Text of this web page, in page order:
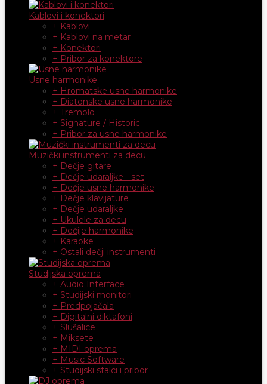
Kablovi i konektori
+ Kablovi
+ Kablovi na metar
+ Konektori
+ Pribor za konektore
Usne harmonike
+ Hromatske usne harmonike
+ Diatonske usne harmonike
+ Tremolo
+ Signature / Historic
+ Pribor za usne harmonike
Muzički instrumenti za decu
+ Dečje gitare
+ Dečje udaraljke - set
+ Dečje usne harmonike
+ Dečje klavijature
+ Dečje udaraljke
+ Ukulele za decu
+ Dečije harmonike
+ Karaoke
+ Ostali dečji instrumenti
Studijska oprema
+ Audio Interface
+ Studijski monitori
+ Predpojačala
+ Digitalni diktafoni
+ Slušalice
+ Miksete
+ MIDI oprema
+ Music Software
+ Studijski stalci i pribor